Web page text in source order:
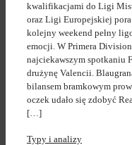
kwalifikacjami do Ligi
oraz Ligi Europejskiej
kolejny weekend pełny
emocji. W Primera
najciekawszym spotkaniu
drużynę Valencii.
bilansem bramkowym
oczek udało się zdobyć
[…]
Typy i analizy